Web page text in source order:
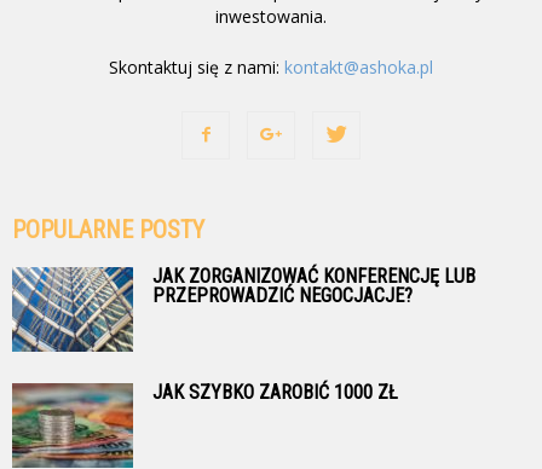
inwestowania.
Skontaktuj się z nami: kontakt@ashoka.pl
POPULARNE POSTY
JAK ZORGANIZOWAĆ KONFERENCJĘ LUB
PRZEPROWADZIĆ NEGOCJACJE?
JAK SZYBKO ZAROBIĆ 1000 ZŁ